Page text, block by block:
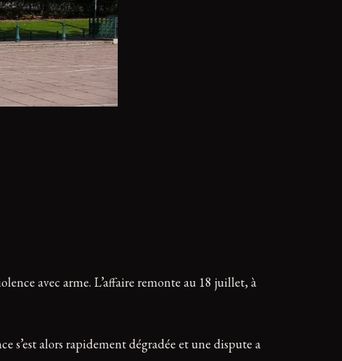
avec arme. L’affaire remonte au 18 juillet, à
s’est alors rapidement dégradée et une dispute a